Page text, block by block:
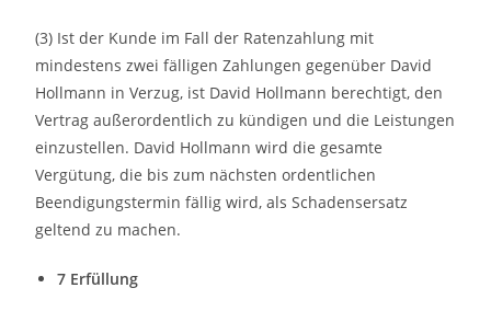
(3) Ist der Kunde im Fall der Ratenzahlung mit
mindestens zwei fälligen Zahlungen gegenüber David
Hollmann in Verzug, ist David Hollmann berechtigt, den
Vertrag außerordentlich zu kündigen und die Leistungen
einzustellen. David Hollmann wird die gesamte
Vergütung, die bis zum nächsten ordentlichen
Beendigungstermin fällig wird, als Schadensersatz
geltend zu machen.
7 Erfüllung